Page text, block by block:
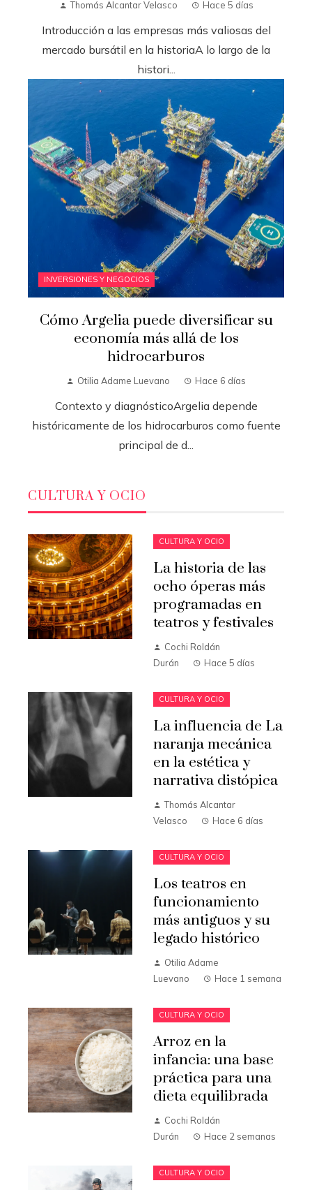
Thomás Alcantar Velasco Hace 5 días
Introducción a las empresas más valiosas del
mercado bursátil en la historiaA lo largo de la
histori...
INVERSIONES Y NEGOCIOS
Cómo Argelia puede diversificar su
economía más allá de los
hidrocarburos
Otilia Adame Luevano Hace 6 días
Contexto y diagnósticoArgelia depende
históricamente de los hidrocarburos como fuente
principal de d...
CULTURA Y OCIO
CULTURA Y OCIO
La historia de las
ocho óperas más
programadas en
teatros y festivales
Cochi Roldán
Durán
Hace 5 días
CULTURA Y OCIO
La influencia de La
naranja mecánica
en la estética y
narrativa distópica
Thomás Alcantar
Velasco
Hace 6 días
CULTURA Y OCIO
Los teatros en
funcionamiento
más antiguos y su
legado histórico
Otilia Adame
Luevano
Hace 1 semana
CULTURA Y OCIO
Arroz en la
infancia: una base
práctica para una
dieta equilibrada
Cochi Roldán
Durán
Hace 2 semanas
CULTURA Y OCIO